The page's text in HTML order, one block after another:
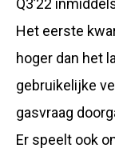
Q3’22
Het eerste
hoger dan het
gebruikelijke
gasvraag
Er speelt ook